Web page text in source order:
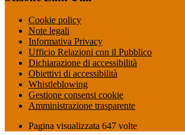
Cookie policy
Note legali
Informativa Privacy
Ufficio Relazioni con il Pubblico
Dichiarazione di accessibilità
Obiettivi di accessibilità
Whistleblowing
Gestione consensi cookie
Amministrazione trasparente
Pagina visualizzata 647 volte